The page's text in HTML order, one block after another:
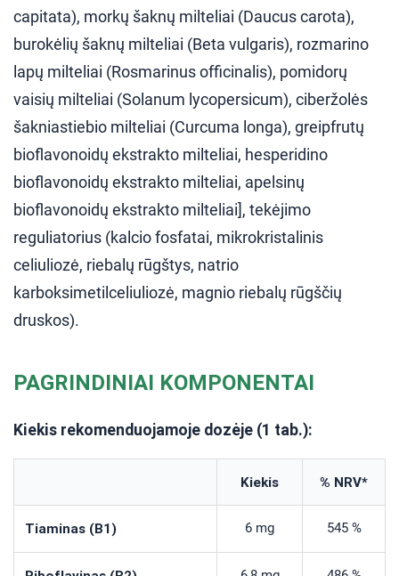
capitata), morkų šaknų milteliai (Daucus carota),
burokėlių šaknų milteliai (Beta vulgaris), rozmarino
lapų milteliai (Rosmarinus officinalis), pomidorų
vaisių milteliai (Solanum lycopersicum), ciberžolės
šakniastiebio milteliai (Curcuma longa), greipfrutų
bioflavonoidų ekstrakto milteliai, hesperidino
bioflavonoidų ekstrakto milteliai, apelsinų
bioflavonoidų ekstrakto milteliai], tekėjimo
reguliatorius (kalcio fosfatai, mikrokristalinis
celiuliozė, riebalų rūgštys, natrio
karboksimetilceliuliozė, magnio riebalų rūgščių
druskos).
PAGRINDINIAI KOMPONENTAI
Kiekis rekomenduojamoje dozėje (1 tab.):
Kiekis % NRV*
Tiaminas (B1) 6 mg 545 %